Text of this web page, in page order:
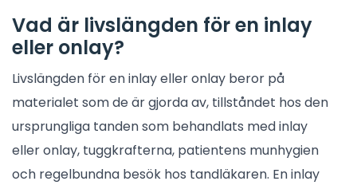
Vad är livslängden för en inlay
eller onlay?
Livslängden för en inlay eller onlay beror på
materialet som de är gjorda av, tillståndet hos den
ursprungliga tanden som behandlats med inlay
eller onlay, tuggkrafterna, patientens munhygien
och regelbundna besök hos tandläkaren. En inlay